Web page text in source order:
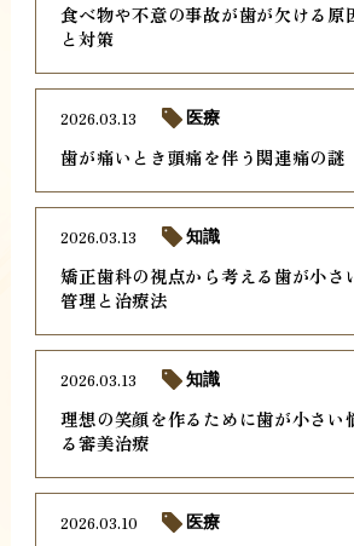
食べ物や不意の事故が歯が欠ける原
と対策
歯が痛いとき頭痛を伴う関連痛の謎
2026.03.13 医療
矯正歯科の視点から考える歯が小さ
管理と治療法
2026.03.13 知識
理想の笑顔を作るために歯が小さい
る審美治療
2026.03.13 知識
2026.03.10 医療